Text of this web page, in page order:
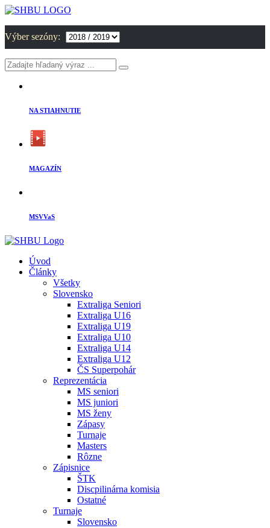
Výber sezóny:
NA STIAHNUTIE
MAGAZÍN
MSVVaS
Úvod
Články
Všetky
Slovensko
Extraliga Seniori
Extraliga U16
Extraliga U19
Extraliga U10
Extraliga U14
Extraliga U12
ČS Superpohár
Reprezentácia
MS seniori
MS juniori
MS ženy
Zápasy
Turnaje
Masters
Rôzne
Zápisnice
ŠTK
Discpilinárna komisia
Ostatné
Turnaje
Slovensko